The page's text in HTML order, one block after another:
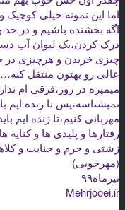
اما این نمونه خیلی کوچیک
اگه بخشنده باشیم و در
درک کردن،یک لیوان آب
چیزی خریدن و هرچیزی در
عالی رو بهتون منتقل
میمیره در روز،فرقی ام
نمیشناسه،پس تا زنده ایم
مهربانی کنیم،تا زنده ایم
رفتارها و پلیدی ها و
زشتی و جرم و جنایت و
(مهرجویی)
تیرماه۹۹
Mehrjooei.ir